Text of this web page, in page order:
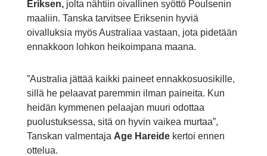
Eriksen, jolta nähtiin oivallinen syöttö Poulsenin
maaliin. Tanska tarvitsee Eriksenin hyviä
oivalluksia myös Australiaa vastaan, jota pidetään
ennakkoon lohkon heikoimpana maana.
”Australia jättää kaikki paineet ennakkosuosikille,
sillä he pelaavat paremmin ilman paineita. Kun
heidän kymmenen pelaajan muuri odottaa
puolustuksessa, sitä on hyvin vaikea murtaa”,
Tanskan valmentaja Age Hareide kertoi ennen
ottelua.